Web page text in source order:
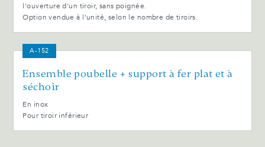
l'ouverture d'un tiroir, sans poignée.
Option vendue à l'unité, selon le nombre de tiroirs.
A-152
Ensemble poubelle + support à fer plat et à
séchoir
En inox
Pour tiroir inférieur